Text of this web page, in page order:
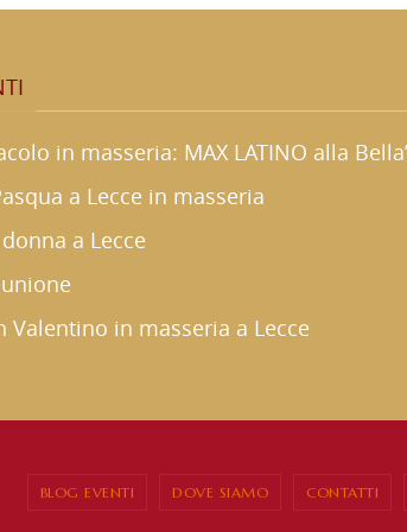
in masseria: MAX LATINO alla
a Lecce in masseria
a Lecce
Valentino in masseria a Lecce
BLOG EVENTI DOVE SIAMO CONTATTI